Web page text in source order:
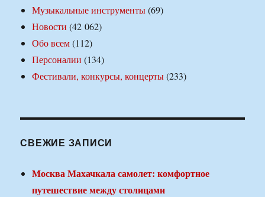
Музыкальные инструменты(69)
Новости (42 062)
Обо всем(112)
Персоналии (134)
Фестивали, конкурсы, концерты(233)
СВЕЖИЕ ЗАПИСИ
Москва Махачкала самолет: комфортное
путешествие между столицами